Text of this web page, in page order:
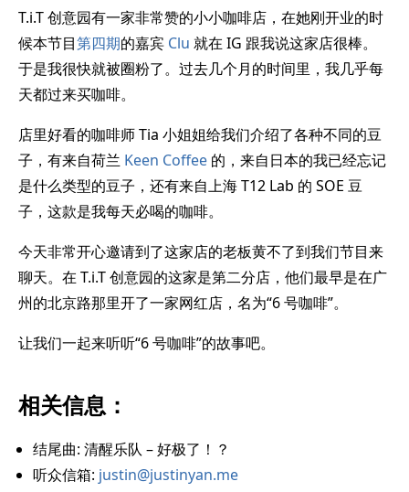
T.i.T 创意园有一家非常赞的小小咖啡店，在她刚开业的时
候本节目第四期的嘉宾 Clu 就在 IG 跟我说这家店很棒。
于是我很快就被圈粉了。过去几个月的时间里，我几乎每
天都过来买咖啡。
店里好看的咖啡师 Tia 小姐姐给我们介绍了各种不同的豆
子，有来自荷兰 Keen Coffee 的，来自日本的我已经忘记
是什么类型的豆子，还有来自上海 T12 Lab 的 SOE 豆
子，这款是我每天必喝的咖啡。
今天非常开心邀请到了这家店的老板黄不了到我们节目来
聊天。在 T.i.T 创意园的这家是第二分店，他们最早是在广
州的北京路那里开了一家网红店，名为“6 号咖啡”。
让我们一起来听听“6 号咖啡”的故事吧。
相关信息：
结尾曲: 清醒乐队 – 好极了！？
听众信箱: justin@justinyan.me